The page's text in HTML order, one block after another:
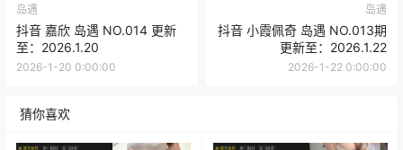
岛遇
抖音 嘉欣 岛遇 NO.014 更新
至：2026.1.20
2026-1-20 0:00:00
岛遇
抖音 小霞佩奇 岛遇 NO.013期
更新至：2026.1.22
2026-1-22 0:00:00
猜你喜欢